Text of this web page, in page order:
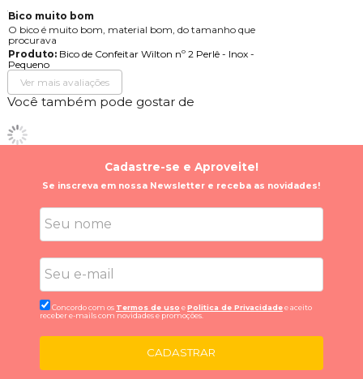
Bico muito bom
O bico é muito bom, material bom, do tamanho que
procurava
Produto:Bico de Confeitar Wilton nº 2 Perlê - Inox -
Pequeno
Ver mais avaliações
Você também pode gostar de
Cadastre-se e Aproveite!
Se inscreva em nossa Newsletter e receba as novidades!
Concordo com os Termos de uso ePolitica de Privacidadee aceito
receber e-mails com novidades e promoções.
CADASTRAR